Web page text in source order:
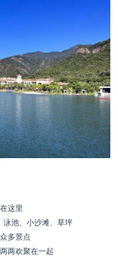
在这里
泳池、小沙滩、草坪
多景点
两欢聚在一起